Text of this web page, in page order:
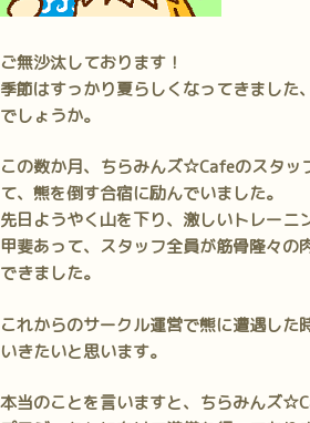
ご無沙汰しております！
季節はすっかり夏らしくなってきました
でしょうか。
この数か月、ちらみんズ☆Cafeのスタッ
て、熊を倒す合宿に励んでいました。
先日ようやく山を下り、激しいトレーニ
甲斐あって、スタッフ全員が筋骨隆々の
できました。
これからのサークル運営で熊に遭遇した
いきたいと思います。
本当のことを言いますと、ちらみんズ